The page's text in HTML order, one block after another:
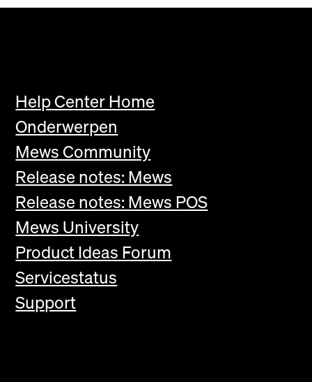
Help Center Home
Onderwerpen
Mews Community
Release notes: Mews
Release notes: Mews POS
Mews University
Product Ideas Forum
Servicestatus
Support